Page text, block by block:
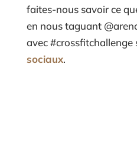
faites-nous savoir ce
en nous taguant
avec #crossfitchallenge
sociaux.